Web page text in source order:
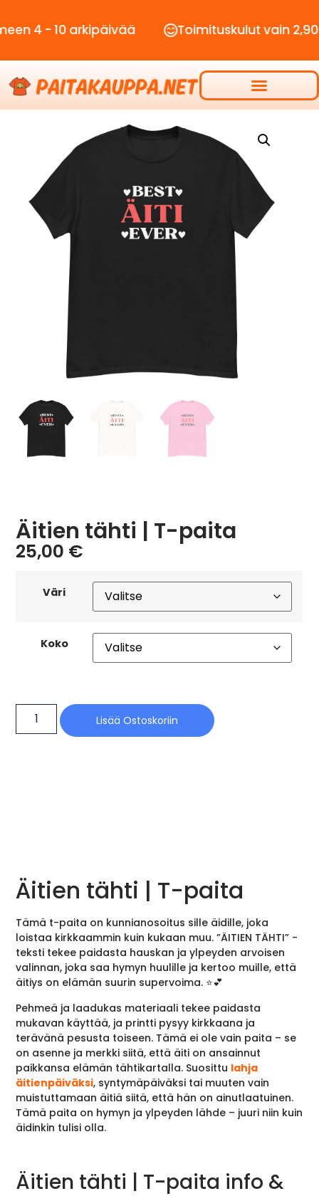
10 arkipäivää Toimituskulut vain 2,90€
Äitien tähti | T-paita
25,00 €
Väri
Koko
Lisää Ostoskoriin
Äitien tähti | T-paita
Tämä t-paita on kunnianosoitus sille äidille, joka
loistaa kirkkaammin kuin kukaan muu. ”ÄITIEN TÄHTI” -
teksti tekee paidasta hauskan ja ylpeyden arvoisen
valinnan, joka saa hymyn huulille ja kertoo muille, että
äitiys on elämän suurin supervoima. ⭐️💕
Pehmeä ja laadukas materiaali tekee paidasta
mukavan käyttää, ja printti pysyy kirkkaana ja
terävänä pesusta toiseen. Tämä ei ole vain paita – se
on asenne ja merkki siitä, että äiti on ansainnut
paikkansa elämän tähtikartalla. Suosittu lahja
äitienpäiväksi, syntymäpäiväksi tai muuten vain
muistuttamaan äitiä siitä, että hän on ainutlaatuinen.
Tämä paita on hymyn ja ylpeyden lähde – juuri niin kuin
äidinkin tulisi olla.
Äitien tähti | T-paita info &